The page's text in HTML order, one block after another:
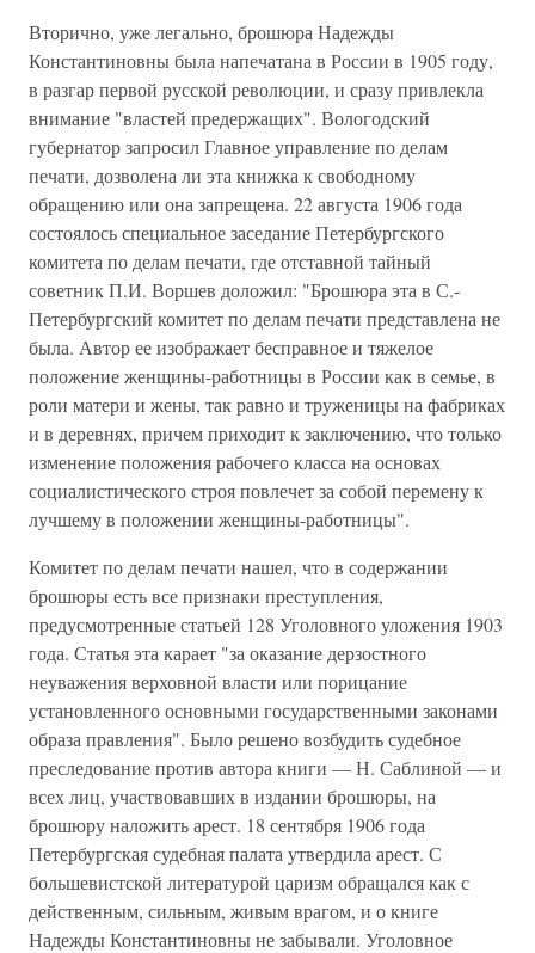
Вторично, уже легально, брошюра Надежды
Константиновны была напечатана в России в 1905 году,
в разгар первой русской революции, и сразу привлекла
внимание "властей предержащих". Вологодский
губернатор запросил Главное управление по делам
печати, дозволена ли эта книжка к свободному
обращению или она запрещена. 22 августа 1906 года
состоялось специальное заседание Петербургского
комитета по делам печати, где отставной тайный
советник П.И. Воршев доложил: "Брошюра эта в С.-
Петербургский комитет по делам печати представлена не
была. Автор ее изображает бесправное и тяжелое
положение женщины-работницы в России как в семье, в
роли матери и жены, так равно и труженицы на фабриках
и в деревнях, причем приходит к заключению, что только
изменение положения рабочего класса на основах
социалистического строя повлечет за собой перемену к
лучшему в положении женщины-работницы".
Комитет по делам печати нашел, что в содержании
брошюры есть все признаки преступления,
предусмотренные статьей 128 Уголовного уложения 1903
года. Статья эта карает "за оказание дерзостного
неуважения верховной власти или порицание
установленного основными государственными законами
образа правления". Было решено возбудить судебное
преследование против автора книги — Н. Саблиной — и
всех лиц, участвовавших в издании брошюры, на
брошюру наложить арест. 18 сентября 1906 года
Петербургская судебная палата утвердила арест. С
большевистской литературой царизм обращался как с
действенным, сильным, живым врагом, и о книге
Надежды Константиновны не забывали. Уголовное